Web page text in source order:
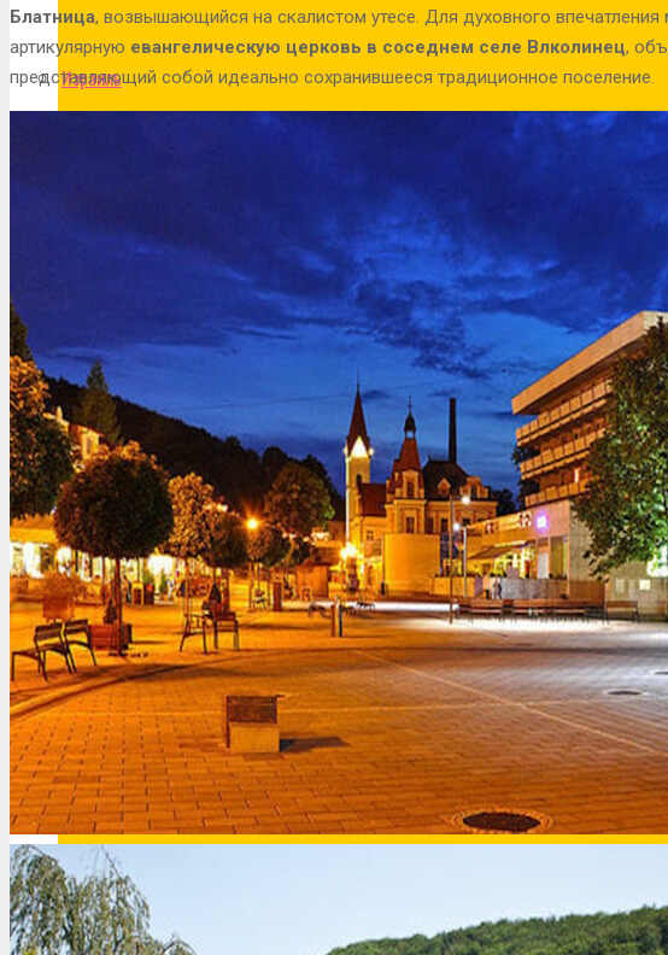
Израиль
Индонезия
Иордания
Испания
Исландия
Италия
Блатница, возвышающийся на скалистом утесе. Для духовного
артикулярную евангелическую церковь в соседнем селе Влколинец,
представляющий собой идеально сохранившееся традиционное поселение.